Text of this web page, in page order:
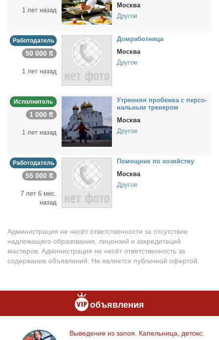
1 лет назад
Москва
Другое
Работодатель
50 000 ₶
1 лет назад
Дом­ра­бот­ни­ца
Москва
Другое
Исполнитель
1 000 ₶
1 лет назад
Утрен­няя про­беж­ка с пер­со­
наль­ным тре­не­ром
Москва
Другое
Работодатель
55 000 ₶
7 лет 6 мес.
назад
По­мощ­ник по хо­зяй­ству
Москва
Другое
Администрация не несёт ответственности за отсутствие
надлежащего образования, лицензий и аккредитаций
мастеров. Администрация не несёт ответственность за
содержание объявлений. Не является публичной офертой.
объявления
Выведение
Вы­ве­де­ние из за­поя. Ка­пель­ни­ца, де­токс.